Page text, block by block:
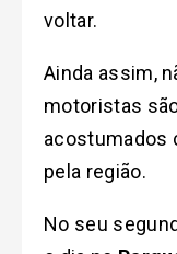
voltar.
Ainda assim,
motoristas
acostumados
pela região.
No seu